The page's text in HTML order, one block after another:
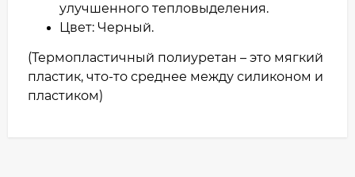
улучшенного тепловыделения.
Цвет: Черный.
(Термопластичный полиуретан – это мягкий
пластик, что-то среднее между силиконом и
пластиком)